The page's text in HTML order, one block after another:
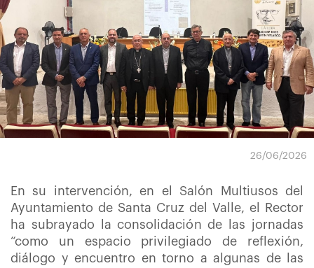
26/06/2026
En su intervención, en el Salón Multiusos del
Ayuntamiento de Santa Cruz del Valle, el Rector
ha subrayado la consolidación de las jornadas
“como un espacio privilegiado de reflexión,
diálogo y encuentro en torno a algunas de las